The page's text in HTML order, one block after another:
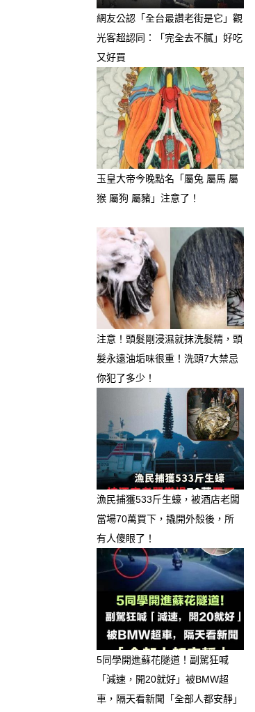
往下看-
–
–
–
–
1
2
網友公認「全台最讚老街是它」觀
光客超認同：「完全去不膩」好吃
又好買
玉皇大帝今晚點名「屬兔 屬馬 屬
猴 屬狗 屬豬」注意了！
注意！頭髮剛浸濕就抹洗髮精，頭
髮永遠油垢味很重！洗頭7大禁忌
你犯了多少！
漁民捕獲533斤生蠔，被酒店老闆
當場70萬買下，撬開外殼後，所
有人傻眼了！
5同學開進蘇花隧道！副駕狂喊
「減速，開20就好」被BMW超
車，隔天看新聞「全部人都安靜」